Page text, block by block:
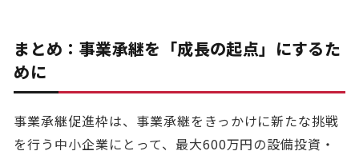
まとめ：事業承継を「成長の起点」にするた
めに
事業承継促進枠は、事業承継をきっかけに新たな挑戦
を行う中小企業にとって、最大600万円の設備投資・